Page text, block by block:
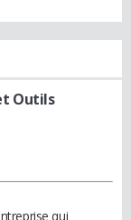
Outils
qui